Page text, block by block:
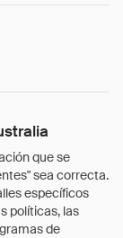
que se
sea correcta.
específicos
políticas, las
de